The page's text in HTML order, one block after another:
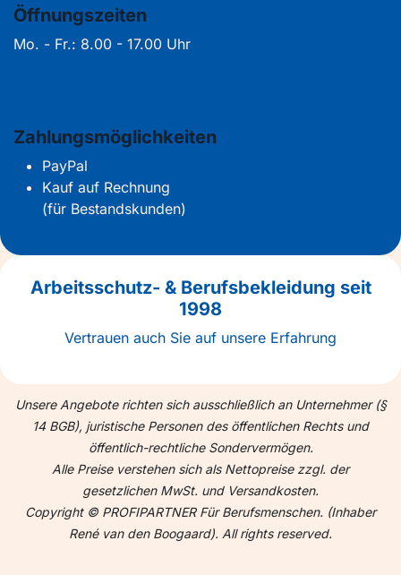
Öffnungszeiten
Mo. - Fr.: 8.00 - 17.00 Uhr
Zahlungsmöglichkeiten
PayPal
Kauf auf Rechnung
(für Bestandskunden)
Arbeitsschutz- & Berufsbekleidung seit
1998
Vertrauen auch Sie auf unsere Erfahrung
Unsere Angebote richten sich ausschließlich an Unternehmer (§
14 BGB), juristische Personen des öffentlichen Rechts und
öffentlich-rechtliche Sondervermögen.
Alle Preise verstehen sich als Nettopreise zzgl. der
gesetzlichen MwSt. und Versandkosten.
Copyright © PROFIPARTNER Für Berufsmenschen. (Inhaber
René van den Boogaard). All rights reserved.